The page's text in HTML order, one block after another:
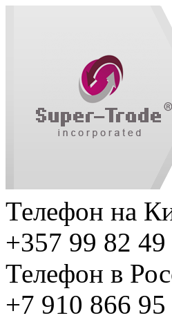
Телефон на
+357 99 82 49
Телефон в
+7 910 866 95